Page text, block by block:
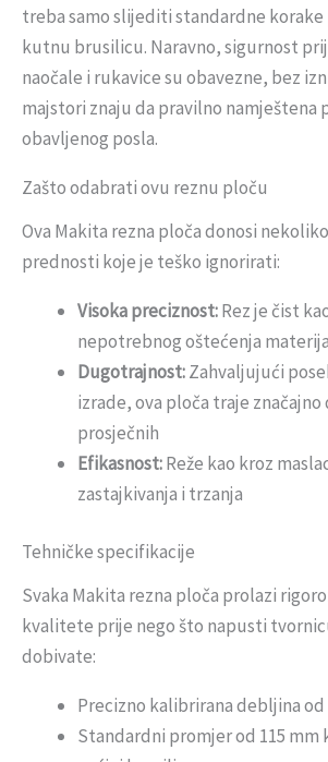
treba samo slijediti standardne korake
kutnu brusilicu. Naravno, sigurnost
naočale i rukavice su obavezne, bez
majstori znaju da pravilno namještena
obavljenog posla.
Zašto odabrati ovu reznu ploču
Ova Makita rezna ploča donosi
prednosti koje je teško ignorirati:
Visoka preciznost:Rez je čist
nepotrebnog oštećenja
Dugotrajnost:Zahvaljujući
izrade, ova ploča traje značajno
prosječnih
Efikasnost:Reže kao kroz
zastajkivanja i trzanja
Tehničke specifikacije
Svaka Makita rezna ploča prolazi
kvalitete prije nego što napusti
dobivate:
Precizno kalibrirana debljina od
Standardni promjer od 115 mm